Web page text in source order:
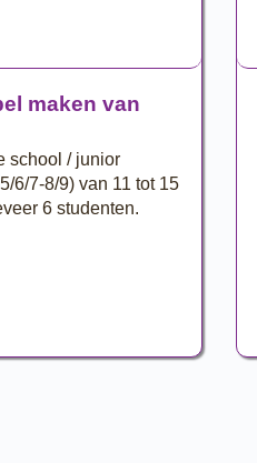
maken van
school / junior
6/7-8/9) van 11 tot 15
6 studenten.